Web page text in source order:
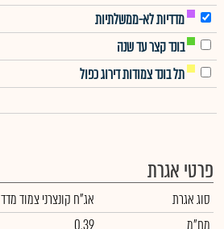
מדדיות לא-ממשלתיות
בונד קצר עד שנה
תל בונד צמודות דירוג כפול
פרטי אגרת
סוג אגרת
אג"ח קונצרני צמוד מדד